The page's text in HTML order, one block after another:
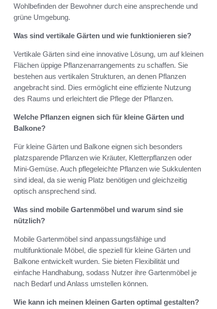
Wohlbefinden der Bewohner durch eine ansprechende und
grüne Umgebung.
Was sind vertikale Gärten und wie funktionieren sie?
Vertikale Gärten sind eine innovative Lösung, um auf kleinen
Flächen üppige Pflanzenarrangements zu schaffen. Sie
bestehen aus vertikalen Strukturen, an denen Pflanzen
angebracht sind. Dies ermöglicht eine effiziente Nutzung
des Raums und erleichtert die Pflege der Pflanzen.
Welche Pflanzen eignen sich für kleine Gärten und
Balkone?
Für kleine Gärten und Balkone eignen sich besonders
platzsparende Pflanzen wie Kräuter, Kletterpflanzen oder
Mini-Gemüse. Auch pflegeleichte Pflanzen wie Sukkulenten
sind ideal, da sie wenig Platz benötigen und gleichzeitig
optisch ansprechend sind.
Was sind mobile Gartenmöbel und warum sind sie
nützlich?
Mobile Gartenmöbel sind anpassungsfähige und
multifunktionale Möbel, die speziell für kleine Gärten und
Balkone entwickelt wurden. Sie bieten Flexibilität und
einfache Handhabung, sodass Nutzer ihre Gartenmöbel je
nach Bedarf und Anlass umstellen können.
Wie kann ich meinen kleinen Garten optimal gestalten?